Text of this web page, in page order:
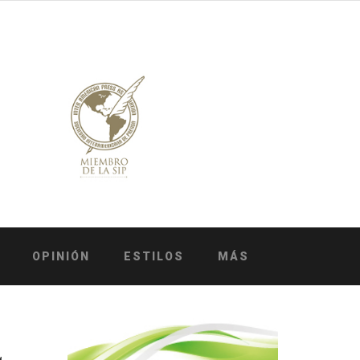
OPINIÓN ESTILOS MÁS